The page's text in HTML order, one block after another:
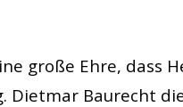
große Ehre, dass
Dietmar Baurecht